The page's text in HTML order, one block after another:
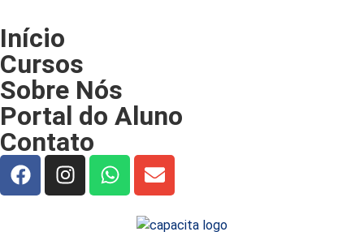
Início
Cursos
Sobre Nós
Portal do Aluno
Contato